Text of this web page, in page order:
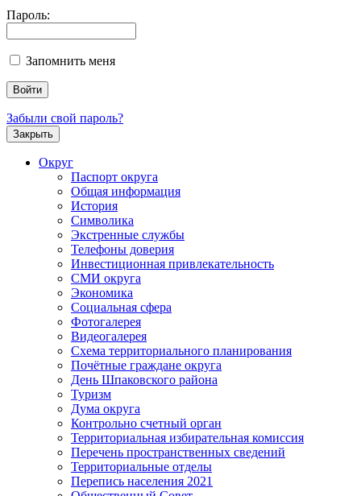
Пароль:
Запомнить меня
Забыли свой пароль?
Закрыть
Округ
Паспорт округа
Общая информация
История
Символика
Экстренные службы
Телефоны доверия
Инвестиционная привлекательность
СМИ округа
Экономика
Социальная сфера
Фотогалерея
Видеогалерея
Схема территориального планирования
Почётные граждане округа
День Шпаковского района
Туризм
Дума округа
Контрольно счетный орган
Территориальная избирательная комиссия
Перечень пространственных сведений
Территориальные отделы
Перепись населения 2021